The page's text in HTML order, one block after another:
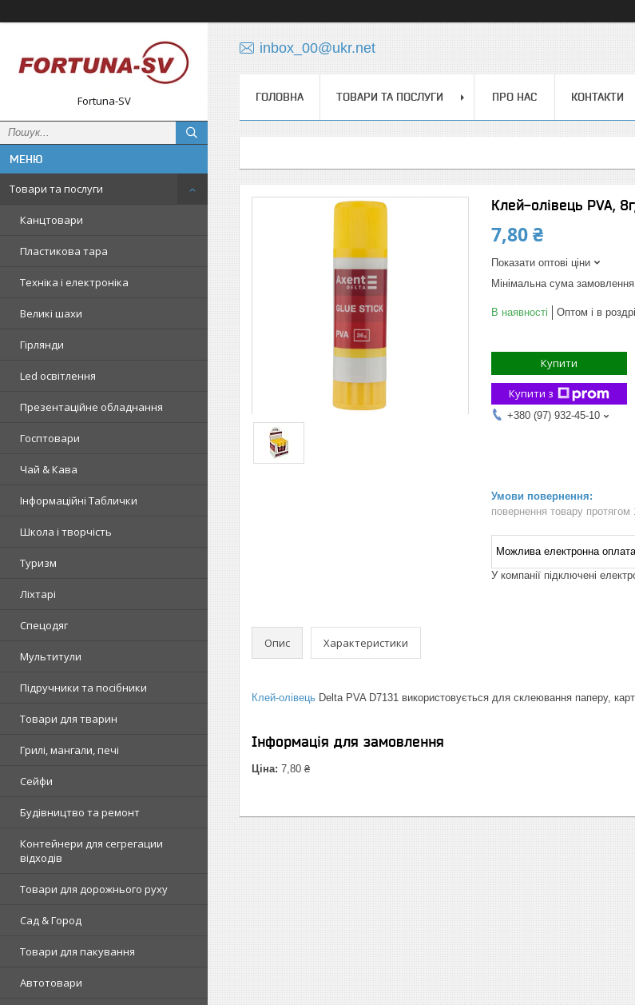
Fortuna-SV
Товари та послуги
Канцтовари
Пластикова тара
Техніка і електроніка
Великі шахи
Гірлянди
Led освітлення
Презентаційне обладнання
Госптовари
Чай & Кава
Інформаційні Таблички
Школа і творчість
Туризм
Ліхтарі
Спецодяг
Мультитули
Підручники та посібники
Товари для тварин
Грилі, мангали, печі
Сейфи
Будівництво та ремонт
Контейнери для сегрегации
відходів
Товари для дорожнього руху
Сад & Город
Товари для пакування
Автотовари
inbox_00@ukr.net
ГОЛОВНА ТОВАРИ ТА ПОСЛУГИ ПРО НАС КОНТАКТИ
Клей-олівець PVA,
7,80 ₴
Показати оптові ціни
Мінімальна сума
В наявності Оптом і в
Купити
Купити з
+380 (97) 932-45-10
повернення товару протягом
У компанії підключені
Опис Характеристики
Клей-олівець Delta PVA D7131 використовується для склеювання паперу,
Інформація для замовлення
Ціна: 7,80 ₴